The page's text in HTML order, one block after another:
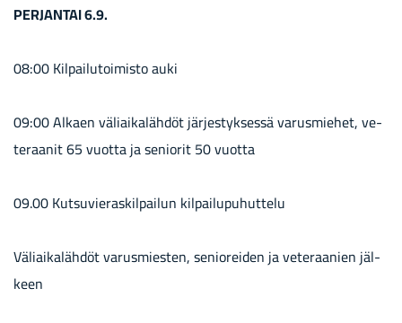
PER­JAN­TAI 6.9.
08:00 Kil­pai­lu­toi­mis­to auki
09:00 Al­kaen vä­liai­ka­läh­döt jär­jes­tyk­ses­sä va­rus­mie­het, ve­
te­raa­nit 65 vuot­ta ja se­nio­rit 50 vuot­ta
09.00 Kut­su­vie­ras­kil­pai­lun kil­pai­lu­pu­hut­te­lu
Vä­liai­ka­läh­döt va­rus­mies­ten, se­nio­rei­den ja ve­te­raa­nien jäl­
keen